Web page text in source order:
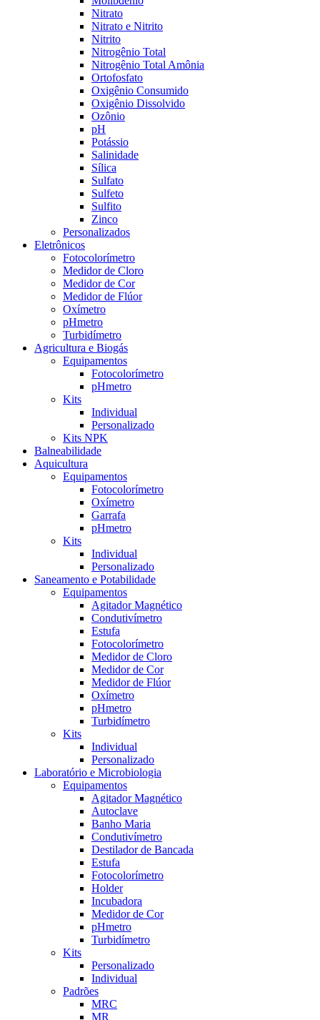
Nitrato
Nitrato e Nitrito
Nitrito
Nitrogênio Total
Nitrogênio Total Amônia
Ortofosfato
Oxigênio Consumido
Oxigênio Dissolvido
Ozônio
pH
Potássio
Salinidade
Sílica
Sulfato
Sulfeto
Sulfito
Zinco
Personalizados
Eletrônicos
Fotocolorímetro
Medidor de Cloro
Medidor de Cor
Medidor de Flúor
Oxímetro
pHmetro
Turbidímetro
Agricultura e Biogás
Equipamentos
Fotocolorímetro
pHmetro
Kits
Individual
Personalizado
Kits NPK
Balneabilidade
Aquicultura
Equipamentos
Fotocolorímetro
Oxímetro
Garrafa
pHmetro
Kits
Individual
Personalizado
Saneamento e Potabilidade
Equipamentos
Agitador Magnético
Condutivímetro
Estufa
Fotocolorímetro
Medidor de Cloro
Medidor de Cor
Medidor de Flúor
Oxímetro
pHmetro
Turbidímetro
Kits
Individual
Personalizado
Laboratório e Microbiologia
Equipamentos
Agitador Magnético
Autoclave
Banho Maria
Condutivímetro
Destilador de Bancada
Estufa
Fotocolorímetro
Holder
Incubadora
Medidor de Cor
pHmetro
Turbidímetro
Kits
Personalizado
Individual
Padrões
MRC
MR